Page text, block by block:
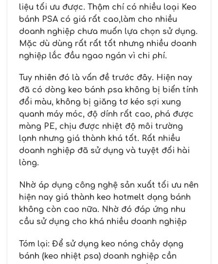
liệu tối ưu được. Thậm chí có nhiều loại Keo
bánh PSA có giá rất cao,làm cho nhiều
doanh nghiệp chưa muốn lựa chọn sử dụng.
Mặc dù dùng rất rất tốt nhưng nhiều doanh
nghiệp lắc đầu ngao ngán vì chi phí.
Tuy nhiên đó là vấn đề trước đây. Hiện nay
đã có dòng keo bánh psa không bị biến tính
đổi màu, không bị giăng tơ kéo sợi xung
quanh máy móc, độ dính rất cao, phá được
màng PE, chịu được nhiệt độ môi trường
lạnh nhưng giá thành khá tốt. Rất nhiều
doanh nghiệp đã sử dụng và tuyệt đối hài
lòng.
Nhờ áp dụng công nghệ sản xuất tối ưu nên
hiện nay giá thành keo hotmelt dạng bánh
không còn cao nữa. Nhờ đó đáp ứng nhu
cầu sử dụng cho khá nhiều doanh nghiệp
Tóm lại: Để sử dụng keo nóng chảy dạng
bánh (keo nhiệt psa) doanh nghiệp cần